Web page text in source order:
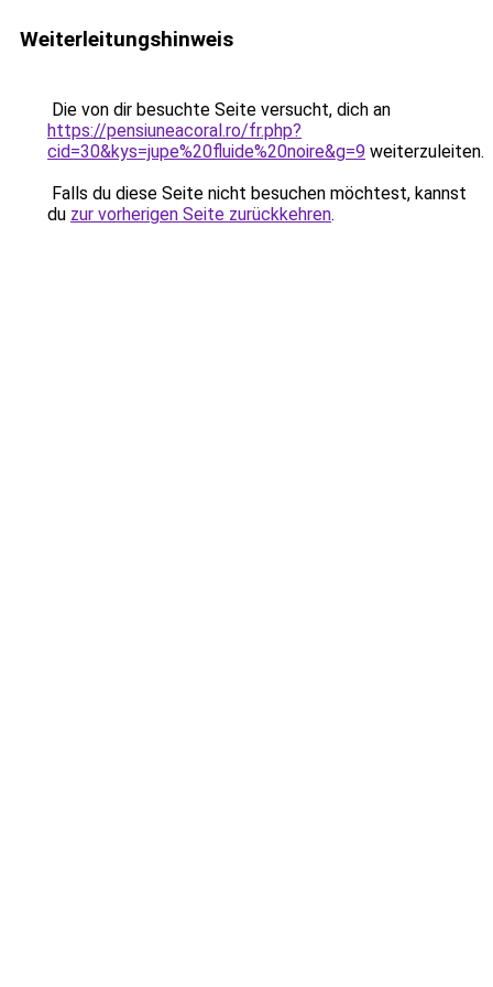
Weiterleitungshinweis
Die von dir besuchte Seite versucht, dich an
https://pensiuneacoral.ro/fr.php?
cid=30&kys=jupe%20fluide%20noire&g=9 weiterzuleiten.
Falls du diese Seite nicht besuchen möchtest, kannst
du zur vorherigen Seite zurückkehren.